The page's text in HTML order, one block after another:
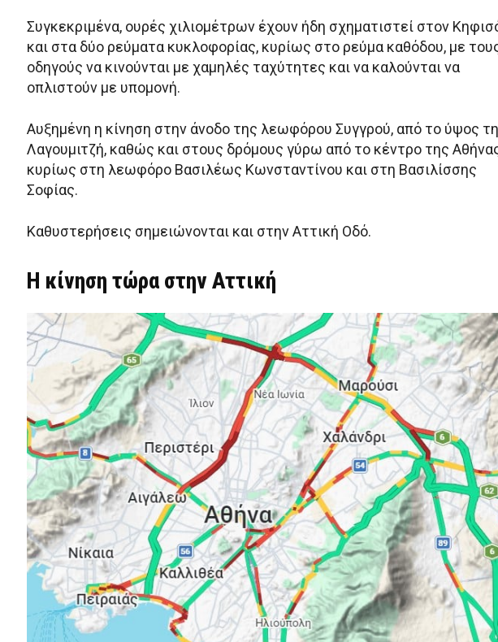
Συγκεκριμένα, ουρές χιλιομέτρων έχουν ήδη σχηματιστεί στον
και στα δύο ρεύματα κυκλοφορίας, κυρίως στο ρεύμα καθόδου, με
οδηγούς να κινούνται με χαμηλές ταχύτητες και να καλούνται να
οπλιστούν με υπομονή.
Αυξημένη η κίνηση στην άνοδο της λεωφόρου Συγγρού, από το ύψος
Λαγουμιτζή, καθώς και στους δρόμους γύρω από το κέντρο της
κυρίως στη λεωφόρο Βασιλέως Κωνσταντίνου και στη Βασιλίσσης
Σοφίας.
Καθυστερήσεις σημειώνονται και στην Αττική Οδό.
Η κίνηση τώρα στην Αττική